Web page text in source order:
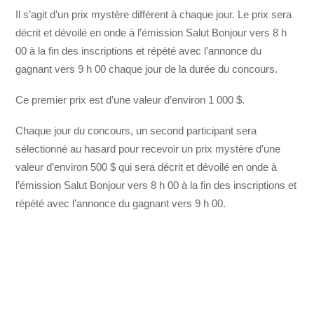
Il s’agit d’un prix mystère différent à chaque jour. Le prix sera
décrit et dévoilé en onde à l’émission Salut Bonjour vers 8 h
00 à la fin des inscriptions et répété avec l’annonce du
gagnant vers 9 h 00 chaque jour de la durée du concours.
Ce premier prix est d’une valeur d’environ 1 000 $.
Chaque jour du concours, un second participant sera
sélectionné au hasard pour recevoir un prix mystère d’une
valeur d’environ 500 $ qui sera décrit et dévoilé en onde à
l’émission Salut Bonjour vers 8 h 00 à la fin des inscriptions et
répété avec l’annonce du gagnant vers 9 h 00.